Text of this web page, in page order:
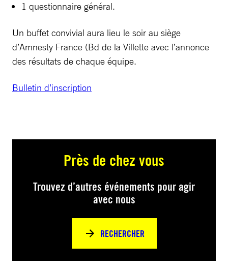
1 questionnaire général.
Un buffet convivial aura lieu le soir au siège
d’Amnesty France (Bd de la Villette avec l’annonce
des résultats de chaque équipe.
Bulletin d’inscription
Près de chez vous
Trouvez d’autres événements pour agir
avec nous
RECHERCHER